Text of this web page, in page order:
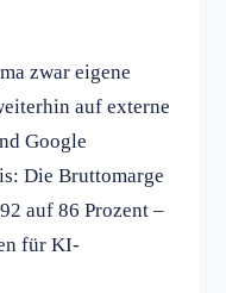
zwar eigene
auf externe
Google
Die Bruttomarge
auf 86 Prozent –
für KI-